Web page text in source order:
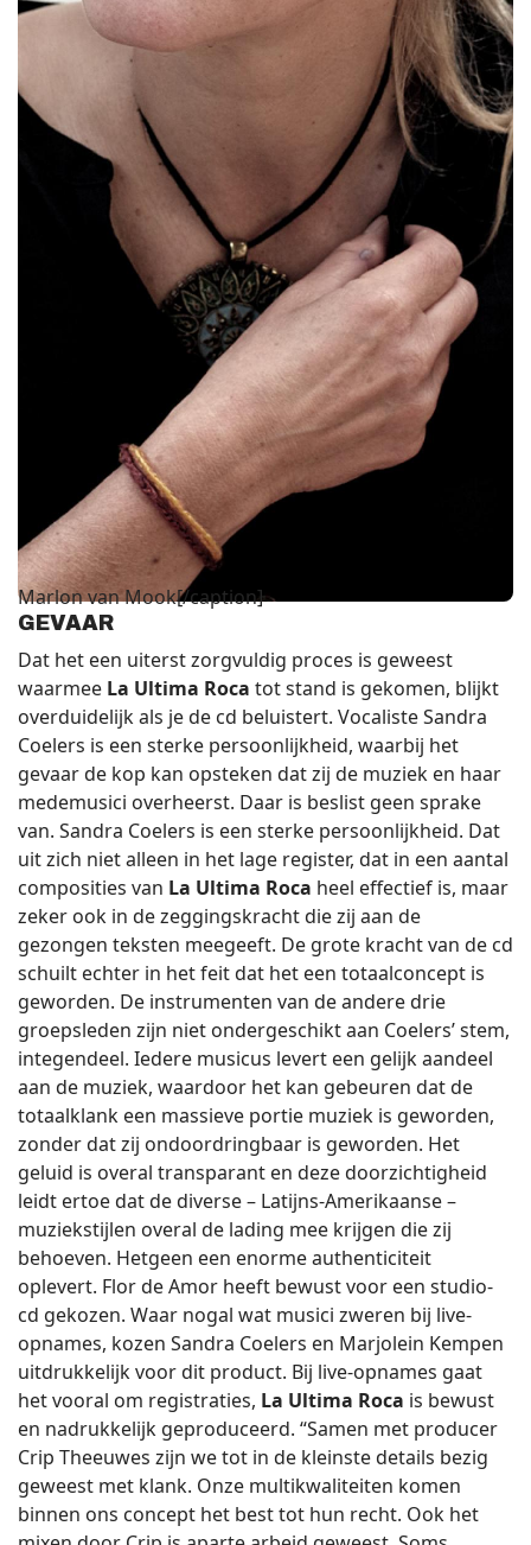
Marlon van Mook[/caption]
GEVAAR
Dat het een uiterst zorgvuldig proces is geweest
waarmee La Ultima Roca tot stand is gekomen, blijkt
overduidelijk als je de cd beluistert. Vocaliste Sandra
Coelers is een sterke persoonlijkheid, waarbij het
gevaar de kop kan opsteken dat zij de muziek en haar
medemusici overheerst. Daar is beslist geen sprake
van. Sandra Coelers is een sterke persoonlijkheid. Dat
uit zich niet alleen in het lage register, dat in een aantal
composities van La Ultima Roca heel effectief is, maar
zeker ook in de zeggingskracht die zij aan de
gezongen teksten meegeeft. De grote kracht van de cd
schuilt echter in het feit dat het een totaalconcept is
geworden. De instrumenten van de andere drie
groepsleden zijn niet ondergeschikt aan Coelers’ stem,
integendeel. Iedere musicus levert een gelijk aandeel
aan de muziek, waardoor het kan gebeuren dat de
totaalklank een massieve portie muziek is geworden,
zonder dat zij ondoordringbaar is geworden. Het
geluid is overal transparant en deze doorzichtigheid
leidt ertoe dat de diverse – Latijns-Amerikaanse –
muziekstijlen overal de lading mee krijgen die zij
behoeven. Hetgeen een enorme authenticiteit
oplevert. Flor de Amor heeft bewust voor een studio-
cd gekozen. Waar nogal wat musici zweren bij live-
opnames, kozen Sandra Coelers en Marjolein Kempen
uitdrukkelijk voor dit product. Bij live-opnames gaat
het vooral om registraties, La Ultima Roca is bewust
en nadrukkelijk geproduceerd. “Samen met producer
Crip Theeuwes zijn we tot in de kleinste details bezig
geweest met klank. Onze multikwaliteiten komen
binnen ons concept het best tot hun recht. Ook het